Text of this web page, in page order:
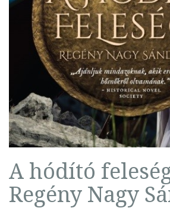
A hódító
Regény Nagy